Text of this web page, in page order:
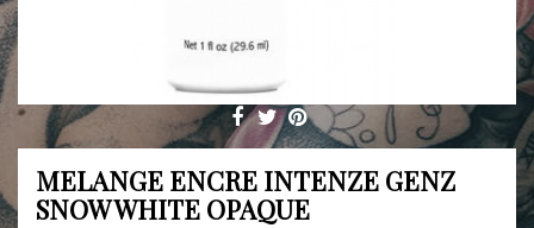
MELANGE ENCRE INTENZE GENZ
SNOW WHITE OPAQUE